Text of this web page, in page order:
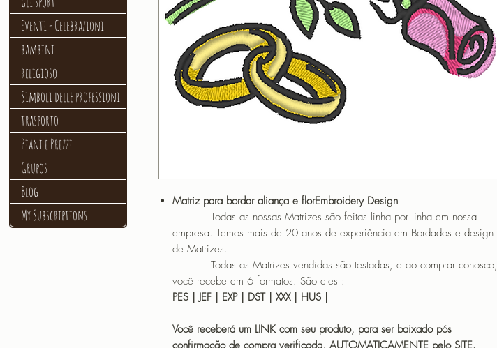
Matriz para bordar aliança e florEmbroidery Design
Todas as nossas Matrizes são feitas linha por linha em nossa
empresa. Temos mais de 20 anos de experiência em Bordados e design
de Matrizes.
Todas as Matrizes vendidas são testadas, e ao comprar conosco,
você recebe em 6 formatos. São eles :
PES | JEF | EXP | DST | XXX | HUS |
Você receberá um LINK com seu produto, para ser baixado pós
Eventi - Celebrazioni
bambini
religioso
Simboli delle professioni
trasporto
Piani e Prezzi
Grupos
Blog
My Subscriptions